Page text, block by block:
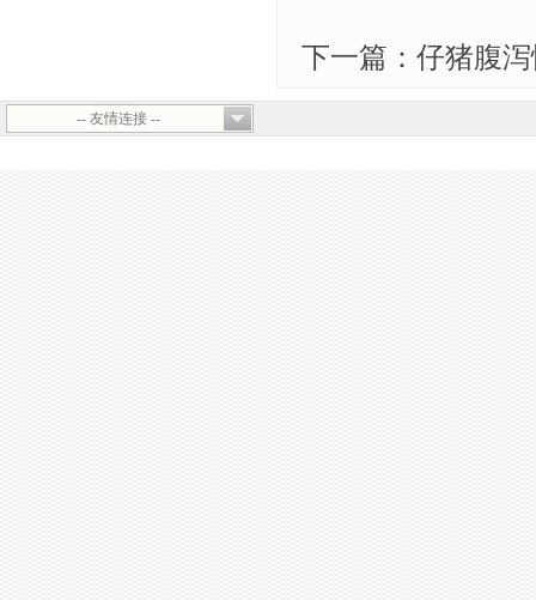
下一篇：仔猪腹
-- 友情连接 --